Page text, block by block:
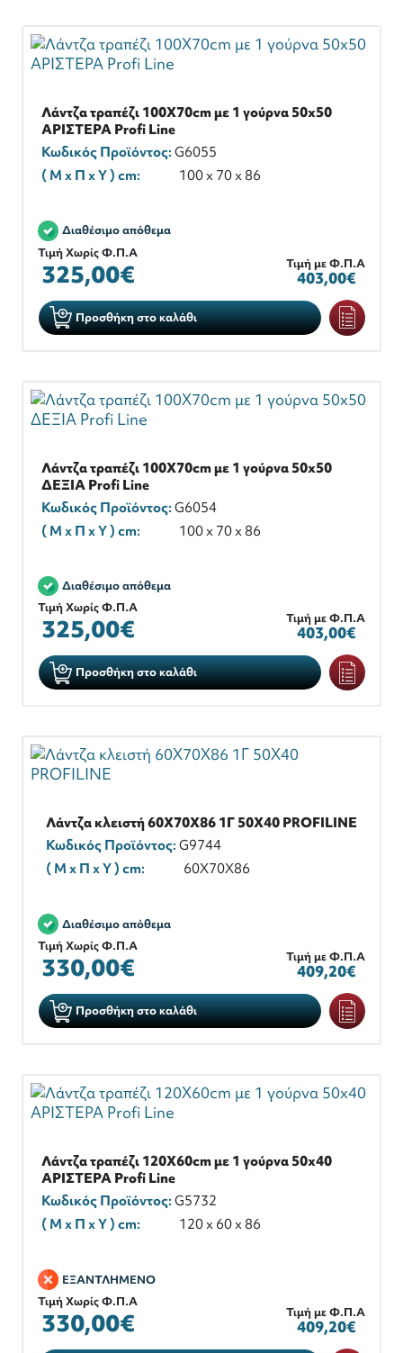
Λάντζα τραπέζι 100X70cm με 1 γούρνα 50x50
ΑΡΙΣΤΕΡΑ Profi Line
Κωδικός Προϊόντος:G6055
( M x Π x Y ) cm:
100 x 70 x 86
Διαθέσιμο απόθεμα
Τιμή Χωρίς Φ.Π.Α
325,00€ Τιμή με Φ.Π.Α
403,00€
Προσθήκη στο καλάθι
Λάντζα τραπέζι 100X70cm με 1 γούρνα 50x50
ΔΕΞΙΑ Profi Line
Κωδικός Προϊόντος:G6054
( M x Π x Y ) cm:
100 x 70 x 86
Διαθέσιμο απόθεμα
Τιμή Χωρίς Φ.Π.Α
325,00€ Τιμή με Φ.Π.Α
403,00€
Προσθήκη στο καλάθι
Λάντζα κλειστή 60Χ70Χ86 1Γ 50Χ40 PROFILINE
Κωδικός Προϊόντος:G9744
( M x Π x Y ) cm:
60X70Χ86
Διαθέσιμο απόθεμα
Τιμή Χωρίς Φ.Π.Α
330,00€ Τιμή με Φ.Π.Α
409,20€
Προσθήκη στο καλάθι
Λάντζα τραπέζι 120X60cm με 1 γούρνα 50x40
ΑΡΙΣΤΕΡΑ Profi Line
Κωδικός Προϊόντος:G5732
( M x Π x Y ) cm:
120 x 60 x 86
ΕΞΑΝΤΛΗΜΕΝΟ
Τιμή Χωρίς Φ.Π.Α
330,00€ Τιμή με Φ.Π.Α
409,20€